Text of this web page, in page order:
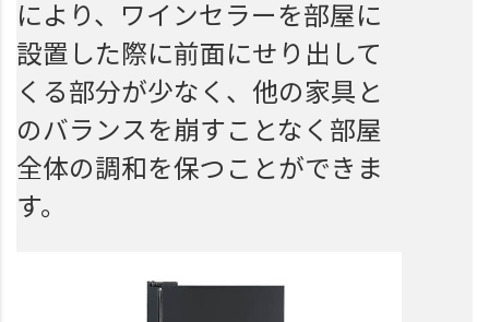
により、ワインセラーを部屋に
設置した際に前面にせり出して
くる部分が少なく、他の家具と
のバランスを崩すことなく部屋
全体の調和を保つことができま
す。